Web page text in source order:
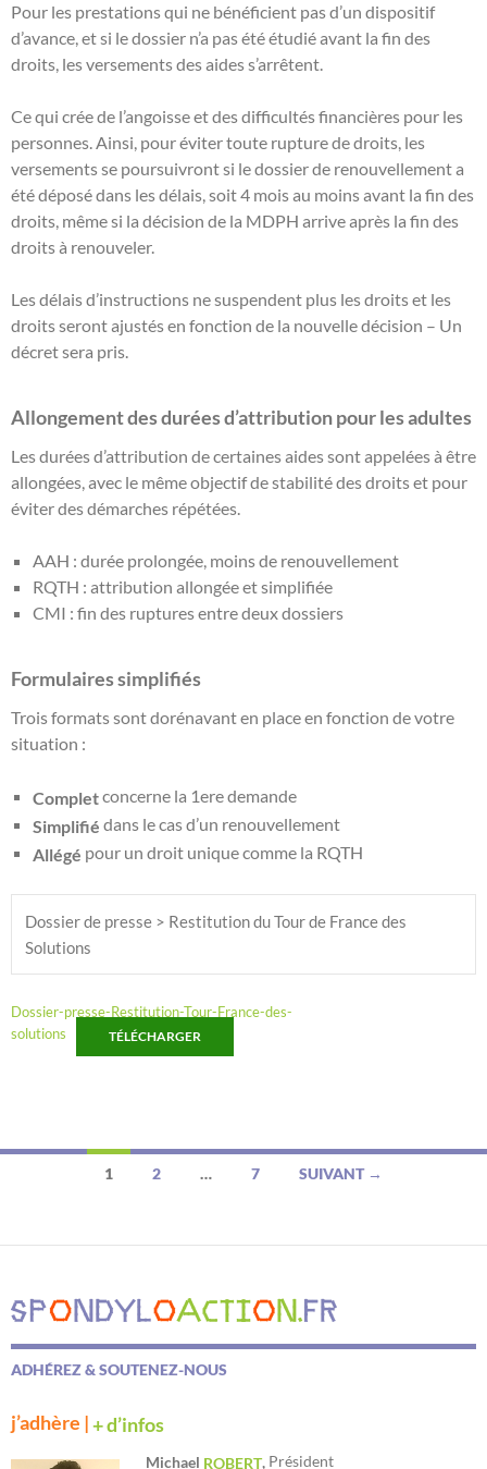
Pour les prestations qui ne bénéficient pas d’un dispositif
d’avance, et si le dossier n’a pas été étudié avant la fin des
droits, les versements des aides s’arrêtent.
Ce qui crée de l’angoisse et des difficultés financières pour les
personnes. Ainsi, pour éviter toute rupture de droits, les
versements se poursuivront si le dossier de renouvellement a
été déposé dans les délais, soit 4 mois au moins avant la fin des
droits, même si la décision de la MDPH arrive après la fin des
droits à renouveler.
Les délais d’instructions ne suspendent plus les droits et les
droits seront ajustés en fonction de la nouvelle décision – Un
décret sera pris.
Allongement des durées d’attribution pour les adultes
Les durées d’attribution de certaines aides sont appelées à être
allongées, avec le même objectif de stabilité des droits et pour
éviter des démarches répétées.
AAH : durée prolongée, moins de renouvellement
RQTH : attribution allongée et simplifiée
CMI : fin des ruptures entre deux dossiers
Formulaires simplifiés
Trois formats sont dorénavant en place en fonction de votre
situation :
Completconcerne la 1ere demande
Simplifié dans le cas d’un renouvellement
Allégé pour un droit unique comme la RQTH
Dossier de presse > Restitution du Tour de France des
Solutions
Dossier-presse-Restitution-Tour-France-des-
solutions
TÉLÉCHARGER
Navigation
articles
1 2 … 7 SUIVANT →
ADHÉREZ & SOUTENEZ-NOUS
j’adhère |+ d’infos
Michael ROBERT, Président